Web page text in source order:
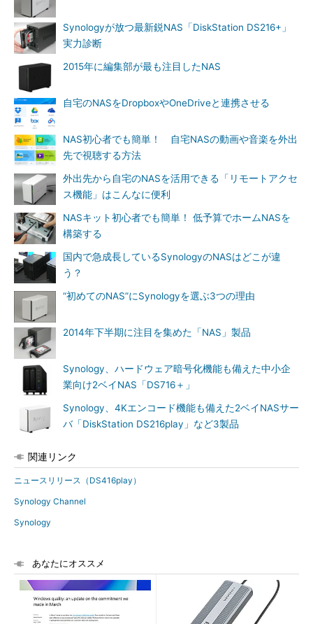
Synologyが放つ最新鋭NAS「DiskStation DS216+」
実力診断
2015年に編集部が最も注目したNAS
自宅のNASをDropboxやOneDriveと連携させる
NAS初心者でも簡単！ 自宅NASの動画や音楽を外出
先で視聴する方法
外出先から自宅のNASを活用できる「リモートアクセ
ス機能」はこんなに便利
NASキット初心者でも簡単！ 低予算でホームNASを
構築する
国内で急成長しているSynologyのNASはどこが違
う？
“初めてのNAS”にSynologyを選ぶ3つの理由
2014年下半期に注目を集めた「NAS」製品
Synology、ハードウェア暗号化機能も備えた中小企
業向け2ベイNAS「DS716＋」
Synology、4Kエンコード機能も備えた2ベイNASサー
バ「DiskStation DS216play」など3製品
関連リンク
ニュースリリース（DS416play）
Synology Channel
Synology
あなたにオススメ